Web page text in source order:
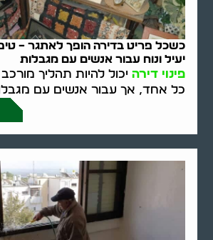
כשכל פריט בדירה הופך לאתגר –
יעיל ונוח עבור אנשים עם מגבלות
פינוי דירה יכול להיות תהליך
כל אחד, אך עבור אנשים עם